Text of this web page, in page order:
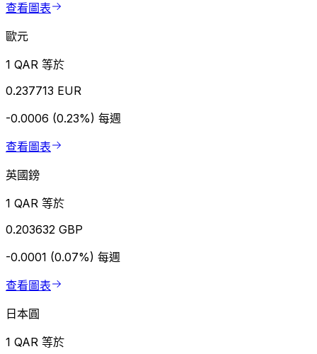
查看圖表
歐元
1 QAR 等於
0.237713 EUR
-0.0006 (0.23%) 每週
查看圖表
英國鎊
1 QAR 等於
0.203632 GBP
-0.0001 (0.07%) 每週
查看圖表
日本圓
1 QAR 等於